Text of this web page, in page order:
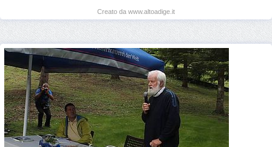
Creato da www.altoadige.it